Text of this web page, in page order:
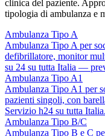
clinica del paziente.
tipologia di ambulanza e
Ambulanza Tipo A
Ambulanza Tipo A per
defibrillatore, monitor
su 24 su tutta Italia —
Ambulanza Tipo A1
Ambulanza Tipo A1 per
pazienti singoli, con
Servizio h24 su tutta Italia.
Ambulanza Tipo B/C
Ambulanza Tipo B e C